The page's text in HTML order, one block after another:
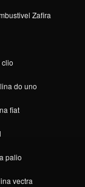
Zafira
do uno
fiat
palio
vectra